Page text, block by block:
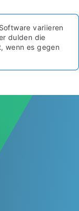
variieren
dulden die
wenn es gegen